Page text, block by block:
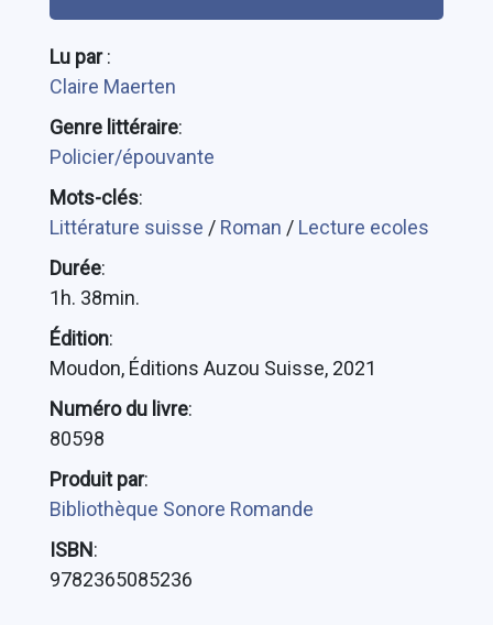
Lu par:
Claire Maerten
Genre littéraire:
Policier/épouvante
Mots-clés:
Littérature suisse / Roman / Lecture ecoles
Durée:
1h. 38min.
Édition:
Moudon, Éditions Auzou Suisse, 2021
Numéro du livre:
80598
Produit par:
Bibliothèque Sonore Romande
ISBN:
9782365085236